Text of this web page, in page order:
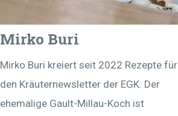
Mirko Buri
Mirko Buri kreiert seit 2022 Rezepte für
den Kräuternewsletter der EGK. Der
ehemalige Gault-Millau-Koch ist